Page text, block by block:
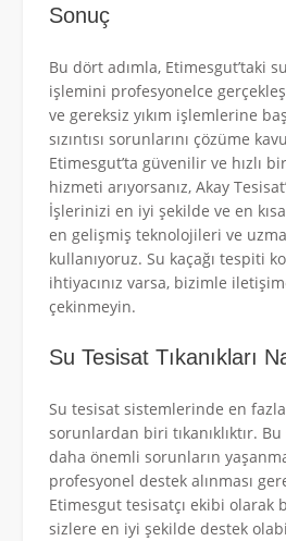
Sonuç
Bu dört adımla, Etimesgut’taki
işlemini profesyonelce
ve gereksiz yıkım işlemlerine
sızıntısı sorunlarını çözüme
Etimesgut’ta güvenilir ve hızlı
hizmeti arıyorsanız, Akay
İşlerinizi en iyi şekilde ve en
en gelişmiş teknolojileri ve
kullanıyoruz. Su kaçağı tespiti
ihtiyacınız varsa, bizimle
çekinmeyin.
Su Tesisat Tıkanıkları
Su tesisat sistemlerinde en fazla
sorunlardan biri tıkanıklıktır.
daha önemli sorunların
profesyonel destek alınması
Etimesgut tesisatçı ekibi olarak
sizlere en iyi şekilde destek